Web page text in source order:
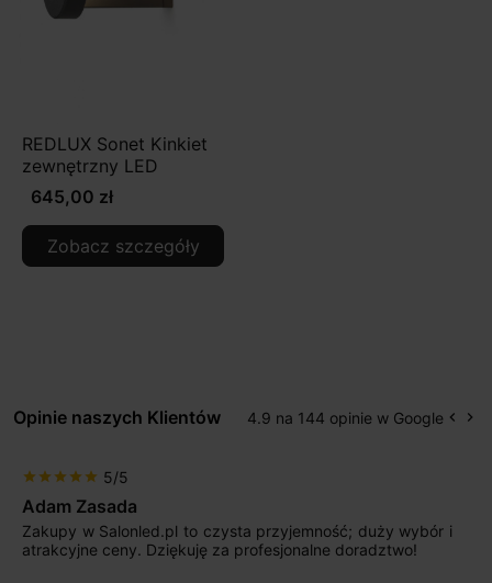
REDLUX Sonet Kinkiet
zewnętrzny LED
645,00 zł
Zobacz szczegóły
Opinie naszych Klientów 4.9 na 144 opinie w Google keyboard_arrow_left keyboard_arrow_right
starstarstarstarstar 5/5
Max777
Jestem bardzo zadowolony. Przede wszystkim od
początku uderzyło mnie profesjonalne podejście